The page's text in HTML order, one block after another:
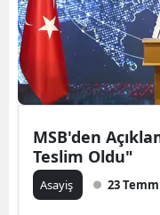
MSB'den
Teslim Oldu"
Asayiş 23